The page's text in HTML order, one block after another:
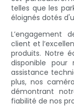
telles que les
éloignés dotés
L’engagement
client et
produits. Notre
disponible
assistance
plus, nos
démontrant
fiabilité de nos